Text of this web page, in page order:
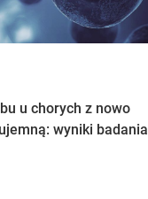
u chorych z nowo
wyniki badania